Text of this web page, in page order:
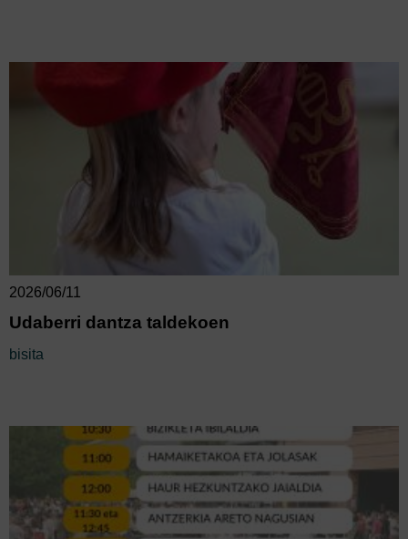
2026/06/11
Udaberri dantza taldekoen
bisita